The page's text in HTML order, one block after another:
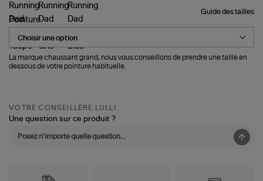
Guide des tailles
Pointure
La marque chaussant grand, nous vous conseillons de prendre une taille en
dessous de votre pointure habituelle.
VOTRE CONSEILLÈRE LULLI
Une question sur ce produit ?